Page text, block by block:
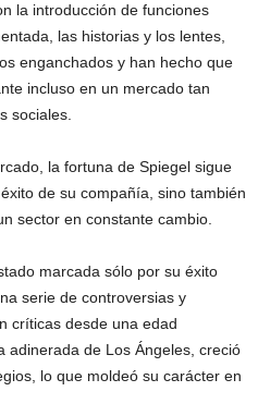
la introducción de funciones
las historias y los lentes,
enganchados y han hecho que
incluso en un mercado tan
sociales.
la fortuna de Spiegel sigue
de su compañía, sino también
sector en constante cambio.
marcada sólo por su éxito
serie de controversias y
críticas desde una edad
adinerada de Los Ángeles, creció
lo que moldeó su carácter en